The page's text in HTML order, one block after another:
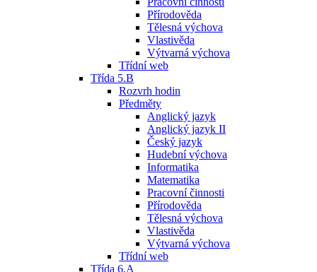
Přírodověda
Tělesná výchova
Vlastivěda
Výtvarná výchova
Třídní web
Třída 5.B
Rozvrh hodin
Předměty
Anglický jazyk
Anglický jazyk II
Český jazyk
Hudební výchova
Informatika
Matematika
Pracovní činnosti
Přírodověda
Tělesná výchova
Vlastivěda
Výtvarná výchova
Třídní web
Třída 6.A